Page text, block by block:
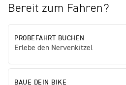
Bereit zum Fahren?
PROBEFAHRT BUCHEN
Erlebe den Nervenkitzel
BAUE DEIN BIKE